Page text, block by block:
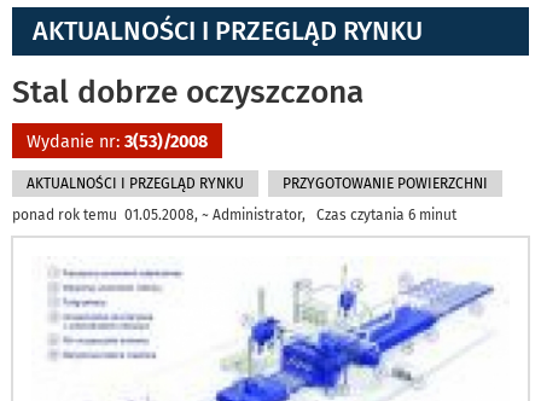
AKTUALNOŚCI I PRZEGLĄD RYNKU
Stal dobrze oczyszczona
Wydanie nr: 3(53)/2008
AKTUALNOŚCI I PRZEGLĄD RYNKU
PRZYGOTOWANIE POWIERZCHNI
ponad rok temu 01.05.2008, ~ Administrator, Czas czytania 6 minut